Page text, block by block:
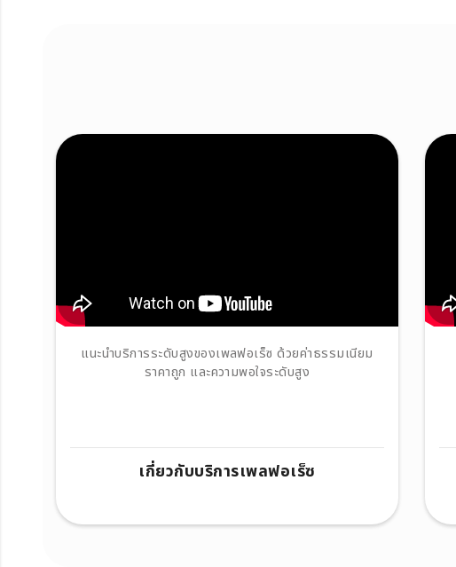
แนะนำบริการระดับสูงของเพลฟอเร็ซ ด้วยค่าธรรมเนียม
ราคาถูก และความพอใจระดับสูง
เกี่ยวกับบริการเพลฟอเร็ซ